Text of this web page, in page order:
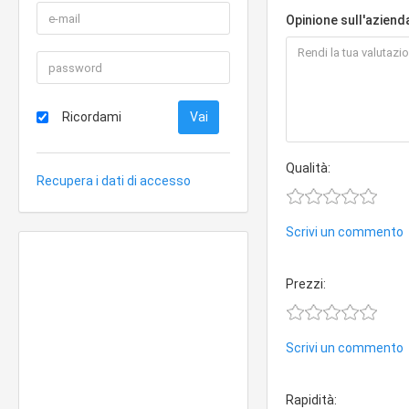
Ricordami
Recupera i dati di accesso
Opinione
Qualità:
Scrivi un commento
Prezzi:
Scrivi un commento
Rapidità: